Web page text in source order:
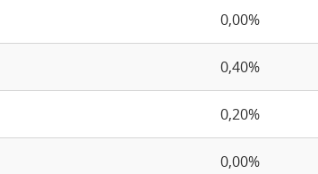
0,00%
0,40%
0,20%
0,00%